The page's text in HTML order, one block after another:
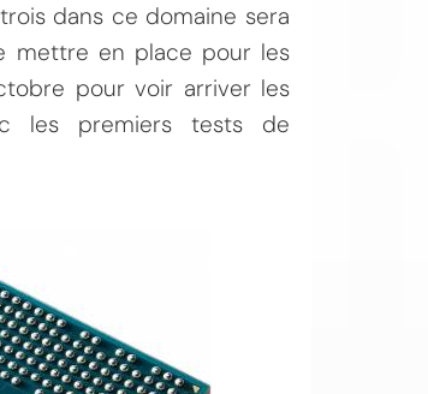
dans ce domaine sera
mettre en place pour les
pour voir arriver les
les premiers tests de